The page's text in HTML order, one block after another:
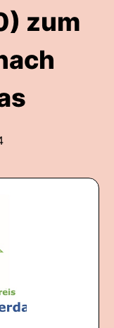
zum